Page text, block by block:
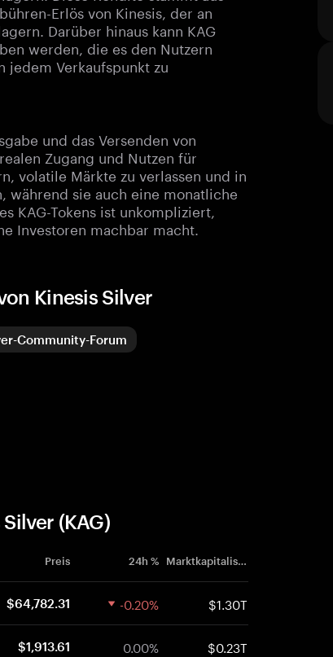
Erlös von Kinesis, der an
Darüber hinaus kann KAG
werden, die es den Nutzern
jedem Verkaufspunkt zu
und das Versenden von
Zugang und Nutzen für
volatile Märkte zu verlassen und in
während sie auch eine monatliche
KAG-Tokens ist unkompliziert,
Investoren machbar macht.
Kinesis Silver
Community-Forum
(KAG)
Preis 24h % Marktkapitalisierung
$64,782.31 -0.20% $1.30T
$1,913.61 0.00% $0.23T